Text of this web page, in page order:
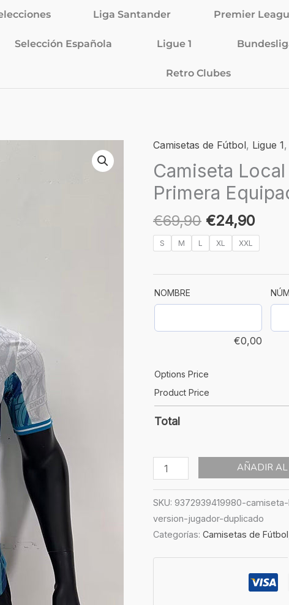
Liga Santander Premier
Selección Española Ligue 1
Retro Clubes
Camisetas de Fútbol, Ligue 1,
Camiseta
Primera
€69,90
El
precio
original
era:
€69,90.
€24,90
El
es:
S M L XL XXL
NOMBRE
€0,00
Options Price
Product Price
Total
Camiseta
Local
Marsella
24/25
Primera
Equipación
Jugador
cantidad
AÑADIR AL
SKU: 9372939419980-
version-jugador-duplicado
Categorías: Camisetas de Fútbol